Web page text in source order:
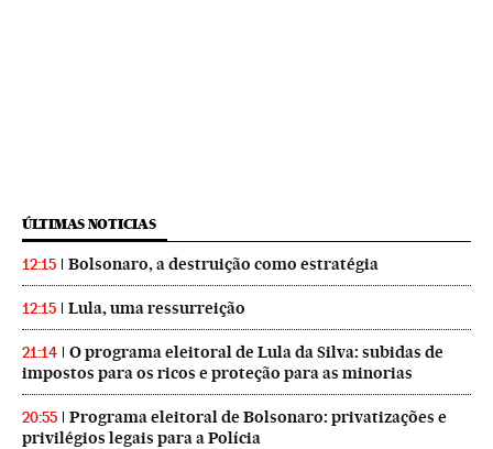
ÚLTIMAS NOTICIAS
12:15 Bolsonaro, a destruição como estratégia
12:15 Lula, uma ressurreição
21:14
O programa eleitoral de Lula da Silva: subidas de
impostos para os ricos e proteção para as minorias
20:55
Programa eleitoral de Bolsonaro: privatizações e
privilégios legais para a Polícia